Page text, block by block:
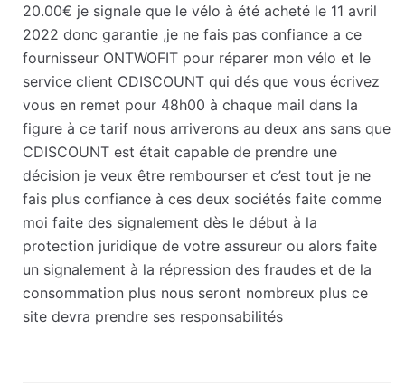
20.00€ je signale que le vélo à été acheté le 11 avril
2022 donc garantie ,je ne fais pas confiance a ce
fournisseur ONTWOFIT pour réparer mon vélo et le
service client CDISCOUNT qui dés que vous écrivez
vous en remet pour 48h00 à chaque mail dans la
figure à ce tarif nous arriverons au deux ans sans que
CDISCOUNT est était capable de prendre une
décision je veux être rembourser et c’est tout je ne
fais plus confiance à ces deux sociétés faite comme
moi faite des signalement dès le début à la
protection juridique de votre assureur ou alors faite
un signalement à la répression des fraudes et de la
consommation plus nous seront nombreux plus ce
site devra prendre ses responsabilités